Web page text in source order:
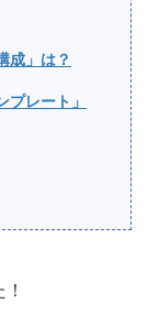
成」は？
レート」